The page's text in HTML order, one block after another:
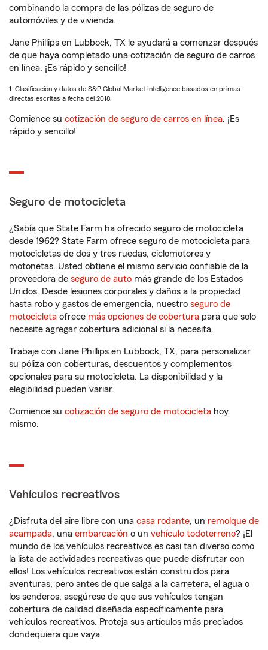
combinando la compra de las pólizas de seguro de
automóviles y de vivienda.
Jane Phillips en Lubbock, TX le ayudará a comenzar después
de que haya completado una cotización de seguro de carros
en línea. ¡Es rápido y sencillo!
1. Clasificación y datos de S&P Global Market Intelligence basados en primas
directas escritas a fecha del 2018.
Comience su cotización de seguro de carros en línea. ¡Es
rápido y sencillo!
Seguro de motocicleta
¿Sabía que State Farm ha ofrecido seguro de motocicleta
desde 1962? State Farm ofrece seguro de motocicleta para
motocicletas de dos y tres ruedas, ciclomotores y
motonetas. Usted obtiene el mismo servicio confiable de la
proveedora de seguro de auto más grande de los Estados
Unidos. Desde lesiones corporales y daños a la propiedad
hasta robo y gastos de emergencia, nuestro seguro de
motocicleta ofrece más opciones de cobertura para que solo
necesite agregar cobertura adicional si la necesita.
Trabaje con Jane Phillips en Lubbock, TX, para personalizar
su póliza con coberturas, descuentos y complementos
opcionales para su motocicleta. La disponibilidad y la
elegibilidad pueden variar.
Comience su cotización de seguro de motocicleta hoy
mismo.
Vehículos recreativos
¿Disfruta del aire libre con una casa rodante, un remolque de
acampada, una embarcación o un vehículo todoterreno? ¡El
mundo de los vehículos recreativos es casi tan diverso como
la lista de actividades recreativas que puede disfrutar con
ellos! Los vehículos recreativos están construidos para
aventuras, pero antes de que salga a la carretera, el agua o
los senderos, asegúrese de que sus vehículos tengan
cobertura de calidad diseñada específicamente para
vehículos recreativos. Proteja sus artículos más preciados
dondequiera que vaya.